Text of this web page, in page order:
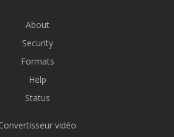
About
Security
Formats
Help
Status
vidéo